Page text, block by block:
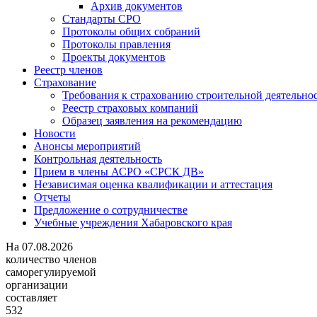
Архив документов
Стандарты СРО
Протоколы общих собраний
Протоколы правления
Проекты документов
Реестр членов
Страхование
Требования к страхованию строительной
Реестр страховых компаний
Образец заявления на рекомендацию
Новости
Анонсы мероприятий
Контрольная деятельность
Прием в члены АСРО «СРСК ДВ»
Независимая оценка квалификации и аттестация
Отчеты
Предложение о сотрудничестве
Учебные учреждения Хабаровского края
На 07.08.2026
количество членов
саморегулируемой
организации
составляет
532